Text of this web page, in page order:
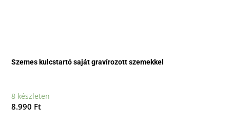
Szemes kulcstartó saját gravírozott szemekkel
8 készleten
8.990 Ft